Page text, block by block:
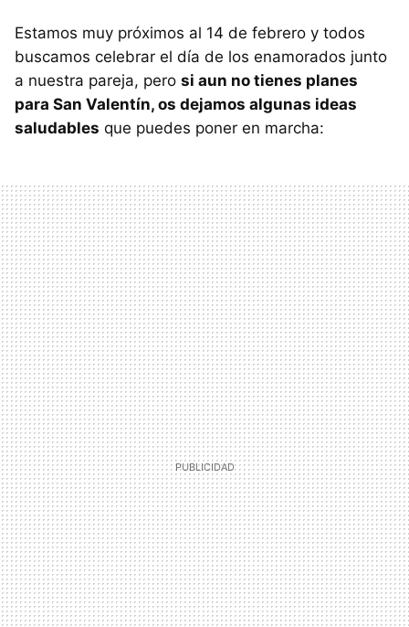
Estamos muy próximos al 14 de febrero y todos
buscamos celebrar el día de los enamorados junto
a nuestra pareja, pero si aun no tienes planes
para San Valentín, os dejamos algunas ideas
saludables que puedes poner en marcha: